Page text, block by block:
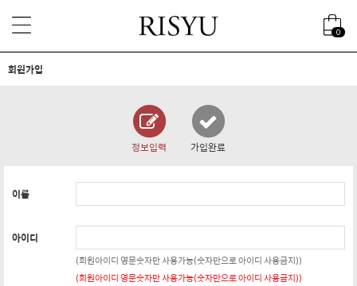
0
회원가입
정보입력 가입완료
이름
아이디
(회원아이디 영문숫자만 사용가능(숫자만으로 아이디 사용금지))
(회원아이디 영문숫자만 사용가능(숫자만으로 아이디 사용금지))